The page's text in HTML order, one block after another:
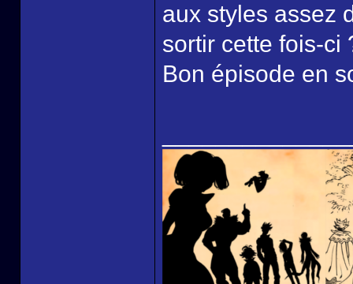
aux styles assez
sortir cette fois-ci
Bon épisode en